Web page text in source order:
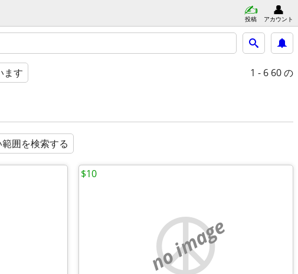
投稿 アカウント
ます 1 - 6 60 の
囲を検索する
no image
$10